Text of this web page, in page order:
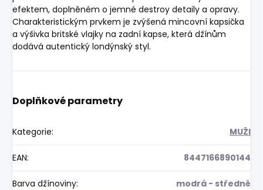
efektem, doplněném o jemné destroy detaily a opravy.
Charakteristickým prvkem je zvýšená mincovní kapsička
a výšivka britské vlajky na zadní kapse, která džínům
dodává autentický londýnský styl.
Doplňkové parametry
Kategorie: MUŽI
EAN: 8447166890144
Barva džínoviny: modrá - středně